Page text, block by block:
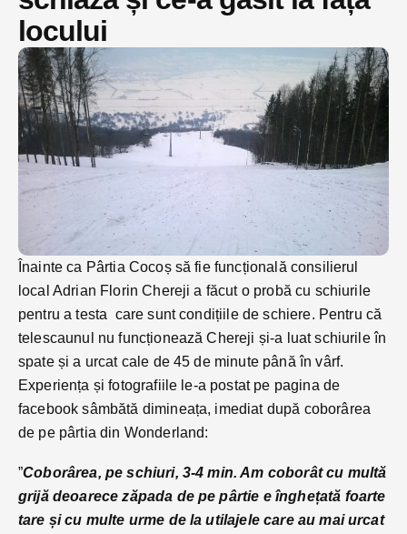
locului
Înainte ca Pârtia Cocoș să fie funcțională consilierul
local Adrian Florin Chereji a făcut o probă cu schiurile
pentru a testa care sunt condițiile de schiere. Pentru că
telescaunul nu funcționează Chereji și-a luat schiurile în
spate și a urcat cale de 45 de minute până în vârf.
Experiența și fotografiile le-a postat pe pagina de
facebook sâmbătă dimineața, imediat după coborârea
de pe pârtia din Wonderland:
”Coborârea, pe schiuri, 3-4 min. Am coborât cu multă
grijă deoarece zăpada de pe pârtie e înghețată foarte
tare și cu multe urme de la utilajele care au mai urcat